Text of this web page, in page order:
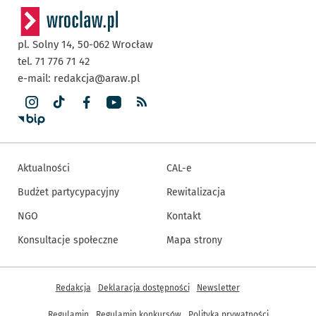
pl. Solny 14, 50-062 Wrocław
tel. 71 776 71 42
e-mail: redakcja@araw.pl
Aktualności
Budżet partycypacyjny
NGO
Konsultacje społeczne
CAL-e
Rewitalizacja
Kontakt
Mapa strony
Inne informacje
Redakcja Deklaracja dostępności Newsletter